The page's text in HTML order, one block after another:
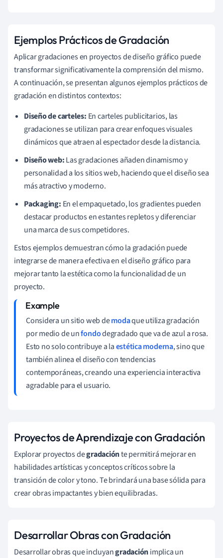
Ejemplos Prácticos de Gradación
Aplicar gradaciones en proyectos de diseño gráfico puede
transformar significativamente la comprensión del mismo.
A continuación, se presentan algunos ejemplos prácticos de
gradación en distintos contextos:
Diseño de carteles: En carteles publicitarios, las
gradaciones se utilizan para crear enfoques visuales
dinámicos que atraen al espectador desde la distancia.
Diseño web:Las gradaciones añaden dinamismo y
personalidad a los sitios web, haciendo que el diseño sea
más atractivo y moderno.
Packaging: En el empaquetado, los gradientes pueden
destacar productos en estantes repletos y diferenciar
una marca de sus competidores.
Estos ejemplos demuestran cómo la gradación puede
integrarse de manera efectiva en el diseño gráfico para
mejorar tanto la estética como la funcionalidad de un
proyecto.
Considera un sitio web demodaque utiliza gradación
por medio de unfondodegradado que va de azul a rosa.
Esto no solo contribuye a laestética moderna, sino que
también alinea el diseño con tendencias
contemporáneas, creando una experiencia interactiva
agradable para el usuario.
Proyectos de Aprendizaje con Gradación
Explorar proyectos degradaciónte permitirá mejorar en
habilidades artísticas y conceptos críticos sobre la
transición de color y tono. Te brindará una base sólida para
crear obras impactantes y bien equilibradas.
Desarrollar Obras con Gradación
Desarrollar obras que incluyangradaciónimplica un